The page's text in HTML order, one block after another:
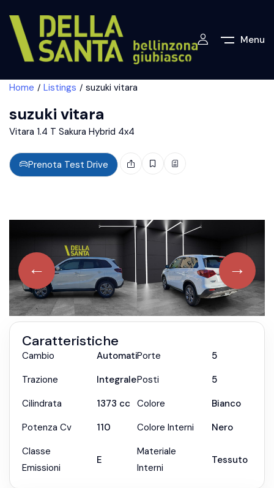
Menu
Home Listings suzuki vitara
suzuki vitara
Vitara 1.4 T Sakura Hybrid 4x4
Prenota Test Drive
Caratteristiche
Cambio
Automatica
Trazione
Integrale
Cilindrata
1373 cc
Potenza Cv
110
Classe
Emissioni
E
Porte
5
Posti
5
Colore
Bianco
Colore Interni
Nero
Materiale
Interni
Tessuto